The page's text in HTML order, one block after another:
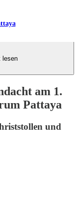
lesen
am 1.
Pattaya
und